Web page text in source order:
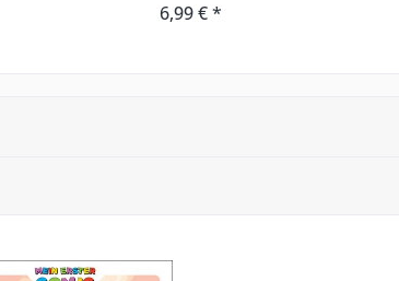
6,99 € *